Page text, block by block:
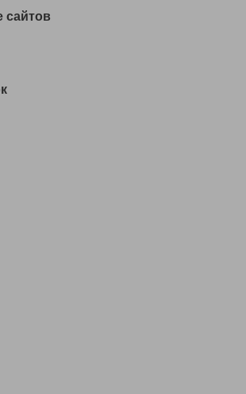
сайтов